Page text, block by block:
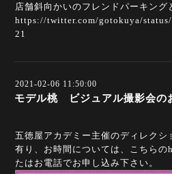
店舗斜向かいのフレンドパーキング
https://twitter.com/gotokuya/
21
2021-02-06 11:50:00
モデル桃 ビジュアル撮影会の
五徳屋アカデミー主催のディレクシ
有り、お時間については、こちらの
たはお電話でお申し込み下さい。